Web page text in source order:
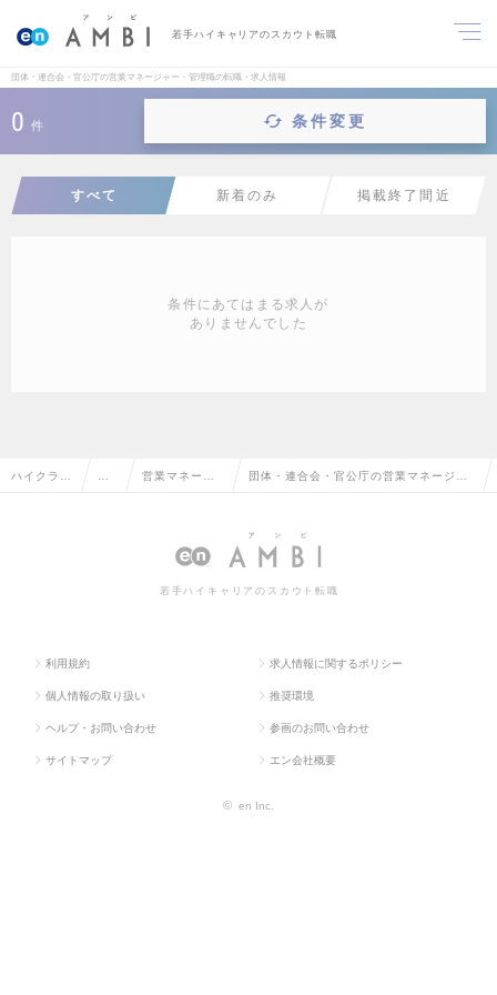
若手ハイキャリアのスカウト転職
団体・連合会・官公庁の営業マネージャー・管理職の転職・求人情報
0 件 条件変更
すべて 新着のみ 掲載終了間近
条件にあてはまる求人が
ありませんでした
ハイクラス 営業マネージ 団体・連合会・官公庁の営業マネージャ
若手ハイキャリアのスカウト転職
利用規約 求人情報に関するポリシー
個人情報の取り扱い 推奨環境
ヘルプ・お問い合わせ 参画のお問い合わせ
サイトマップ エン会社概要
© en Inc.